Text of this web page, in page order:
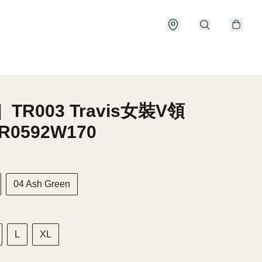
TR003 Travis女裝V領
04 Ash Green
L XL